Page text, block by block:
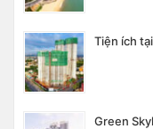
Tiện ích
Green